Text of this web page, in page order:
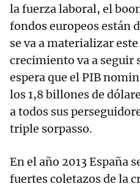
la fuerza laboral, el
fondos europeos están
se va a materializar
crecimiento va a seguir
espera que el PIB
los 1,8 billones de
a todos sus
triple sorpasso.
En el año 2013 España
fuertes coletazos de la